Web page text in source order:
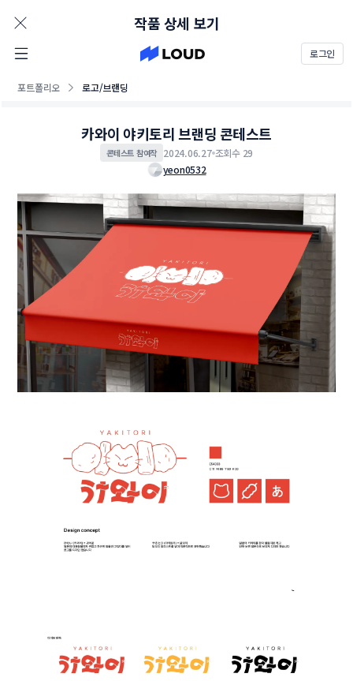
로그인
포트폴리오 로고/브랜딩
작품 상세 보기
카와이 야키토리 브랜딩 콘테스트
콘테스트 참여작 2024.06.27 조회수 29
yeon0532